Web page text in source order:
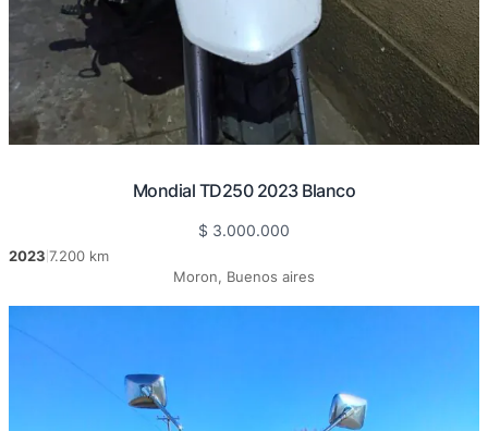
Mondial TD250 2023 Blanco
$ 3.000.000
2023 7.200 km
Moron, Buenos aires